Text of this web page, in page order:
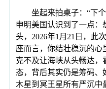
坐起来拍桌子：“下个
申明美国认识到了一点
头，2026年1月21日，此
座而言，你结壮稳沉的
克不及让海峡从头畅达
态，背后其实仍是筹码、
木星到冥王星所有严沉中